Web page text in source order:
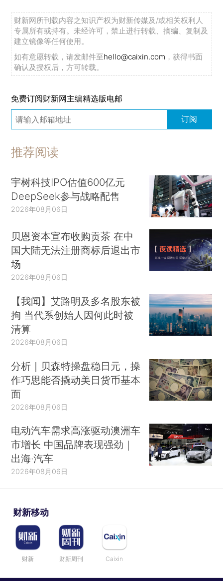
财新网所刊载内容之知识产权为财新传媒及/或相关权利人
专属所有或持有。未经许可，禁止进行转载、摘编、复制及
建立镜像等任何使用。
如有意愿转载，请发邮件至hello@caixin.com ，获得书面
确认及授权后，方可转载。
免费订阅财新网主编精选版电邮
订阅
推荐阅读
宇树科技IPO估值600亿元
DeepSeek参与战略配售
2026年08月06日
贝恩资本宣布收购贡茶 在中
国大陆无法注册商标后退出市
场
2026年08月06日
【我闻】艾路明及多名股东被
拘 当代系创始人因何此时被
清算
2026年08月06日
分析｜贝森特操盘稳日元，操
作巧思能否撬动美日货币基本
面
2026年08月06日
电动汽车需求高涨驱动澳洲车
市增长 中国品牌表现强劲｜
出海·汽车
2026年08月06日
财新移动
财新 财新周刊 Caixin